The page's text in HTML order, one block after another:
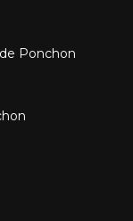
Ponchon